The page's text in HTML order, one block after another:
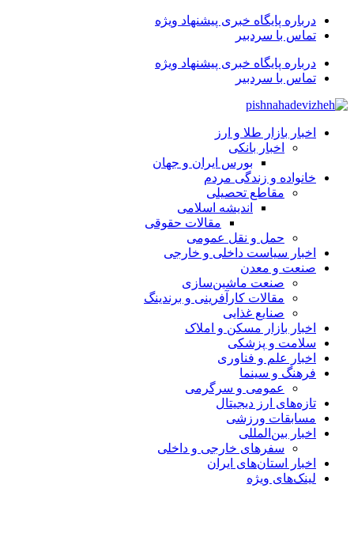
درباره پایگاه خبری پیشنهاد ویژه
تماس با سردبیر
درباره پایگاه خبری پیشنهاد ویژه
تماس با سردبیر
اخبار بازار طلا و ارز
اخبار بانکی
بورس ایران و جهان
خانواده و زندگی مردم
مقاطع تحصیلی
اندیشه اسلامی
مقالات حقوقی
حمل و نقل عمومی
اخبار سیاست داخلی و خارجی
صنعت و معدن
صنعت ماشین‌سازی
مقالات کارآفرینی و برندینگ
صنایع غذایی
اخبار بازار مسکن و املاک
سلامت و پزشکی
اخبار علم و فناوری
فرهنگ و سینما
عمومی و سرگرمی
تازه‌های ارز دیجیتال
مسابقات ورزشی
اخبار بین‌المللی
سفرهای خارجی و داخلی
اخبار استان‌های ایران
لینک‌های ویژه